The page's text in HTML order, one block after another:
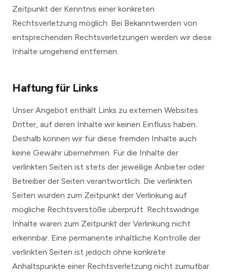
Zeitpunkt der Kenntnis einer konkreten
Rechtsverletzung möglich. Bei Bekanntwerden von
entsprechenden Rechtsverletzungen werden wir diese
Inhalte umgehend entfernen.
Haftung für Links
Unser Angebot enthält Links zu externen Websites
Dritter, auf deren Inhalte wir keinen Einfluss haben.
Deshalb können wir für diese fremden Inhalte auch
keine Gewähr übernehmen. Für die Inhalte der
verlinkten Seiten ist stets der jeweilige Anbieter oder
Betreiber der Seiten verantwortlich. Die verlinkten
Seiten wurden zum Zeitpunkt der Verlinkung auf
mögliche Rechtsverstöße überprüft. Rechtswidrige
Inhalte waren zum Zeitpunkt der Verlinkung nicht
erkennbar. Eine permanente inhaltliche Kontrolle der
verlinkten Seiten ist jedoch ohne konkrete
Anhaltspunkte einer Rechtsverletzung nicht zumutbar.